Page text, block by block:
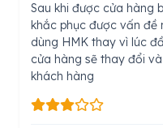
Sau khi được cửa hàng
khắc phục được vấn đề
dùng HMK thay vì lúc
cửa hàng sẽ thay đổi
khách hàng